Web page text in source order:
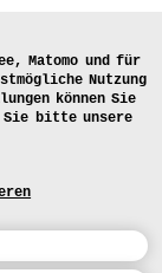
Matomo und für
Nutzung
können Sie
Sie bitte unsere